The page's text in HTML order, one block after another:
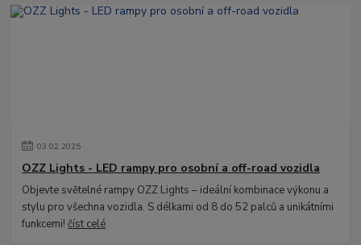
03.02.2025
OZZ Lights - LED rampy pro osobní a off-road vozidla
Objevte světelné rampy OZZ Lights – ideální kombinace výkonu a
stylu pro všechna vozidla. S délkami od 8 do 52 palců a unikátními
funkcemi!číst celé